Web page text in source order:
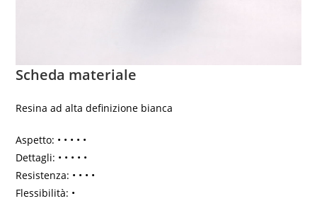
Scheda materiale
Resina ad alta definizione bianca
Aspetto: • • • • •
Dettagli: • • • • •
Resistenza: • • • •
Flessibilità: •